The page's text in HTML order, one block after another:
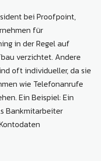
bei Proofpoint,
für
in der Regel auf
verzichtet. Andere
oft individueller, da sie
wie Telefonanrufe
Ein Beispiel: Ein
Bankmitarbeiter